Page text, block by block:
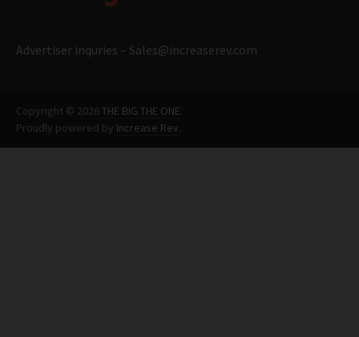
Advertiser inquries – Sales@increaserev.com
Copyright © 2026THE BIG THE ONE.
Proudly powered by Increase Rev.